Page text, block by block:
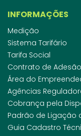
INFORMAÇÕES
Medição
Sistema Tarifário
Tarifa Social
Contrato de Adesão
Área do
Agências
Cobrança pela
Padrão de Ligação
Guia Cadastro